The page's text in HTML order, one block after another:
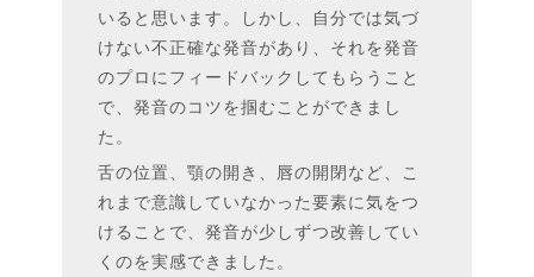
いると思います。しかし、自分では気づ
けない不正確な発音があり、それを発音
のプロにフィードバックしてもらうこと
で、発音のコツを掴むことができまし
た。
舌の位置、顎の開き、唇の開閉など、こ
れまで意識していなかった要素に気をつ
けることで、発音が少しずつ改善してい
くのを実感できました。